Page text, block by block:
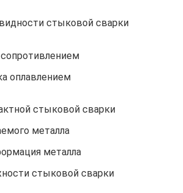
стыковой сварки
оплавлением
стыковой сварки
металла
металла
стыковой сварки